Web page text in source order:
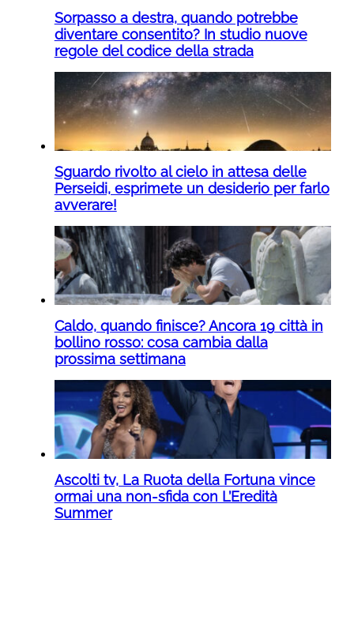
Sorpasso a destra, quando potrebbe
diventare consentito? In studio nuove
regole del codice della strada
Sguardo rivolto al cielo in attesa delle
Perseidi, esprimete un desiderio per farlo
avverare!
Caldo, quando finisce? Ancora 19 città in
bollino rosso: cosa cambia dalla
prossima settimana
Ascolti tv, La Ruota della Fortuna vince
ormai una non-sfida con L’Eredità
Summer